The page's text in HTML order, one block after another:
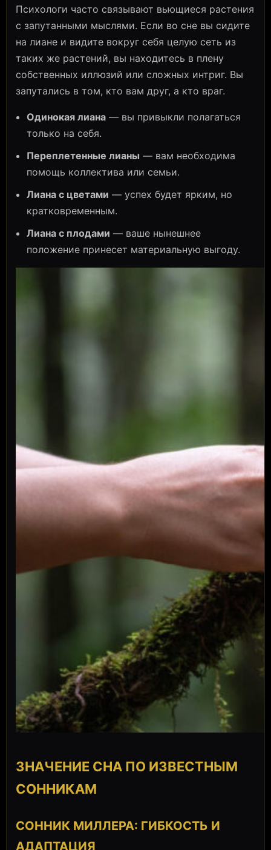
Психологи часто связывают вьющиеся растения
с запутанными мыслями. Если во сне вы сидите
на лиане и видите вокруг себя целую сеть из
таких же растений, вы находитесь в плену
собственных иллюзий или сложных интриг. Вы
запутались в том, кто вам друг, а кто враг.
Одинокая лиана — вы привыкли полагаться
только на себя.
Переплетенные лианы — вам необходима
помощь коллектива или семьи.
Лиана с цветами — успех будет ярким, но
кратковременным.
Лиана с плодами — ваше нынешнее
положение принесет материальную выгоду.
ЗНАЧЕНИЕ СНА ПО ИЗВЕСТНЫМ
СОННИКАМ
СОННИК МИЛЛЕРА: ГИБКОСТЬ И
АДАПТАЦИЯ